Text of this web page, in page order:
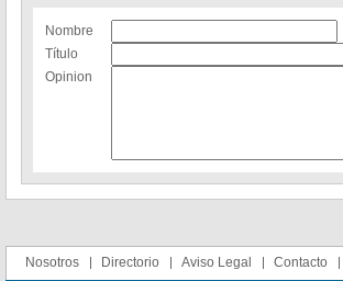
Nombre
Título
Opinion
Nosotros Directorio Aviso Legal Contacto